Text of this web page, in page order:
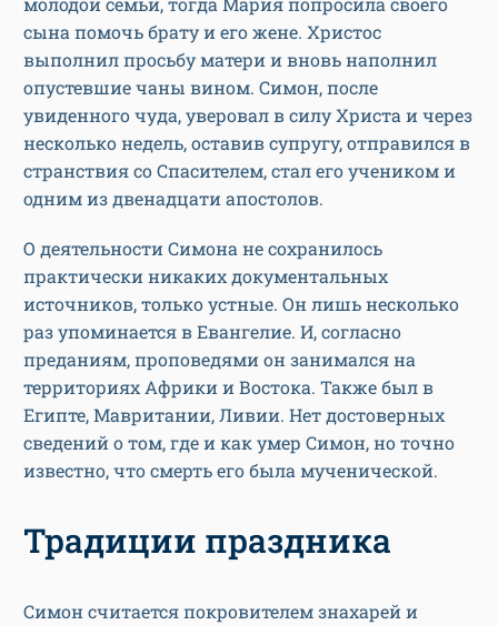
сына помочь брату и его жене. Христос
выполнил просьбу матери и вновь наполнил
опустевшие чаны вином. Симон, после
увиденного чуда, уверовал в силу Христа и через
несколько недель, оставив супругу, отправился в
странствия со Спасителем, стал его учеником и
одним из двенадцати апостолов.
О деятельности Симона не сохранилось
практически никаких документальных
источников, только устные. Он лишь несколько
раз упоминается в Евангелие. И, согласно
преданиям, проповедями он занимался на
территориях Африки и Востока. Также был в
Египте, Мавритании, Ливии. Нет достоверных
сведений о том, где и как умер Симон, но точно
известно, что смерть его была мученической.
Традиции праздника
Симон считается покровителем знахарей и